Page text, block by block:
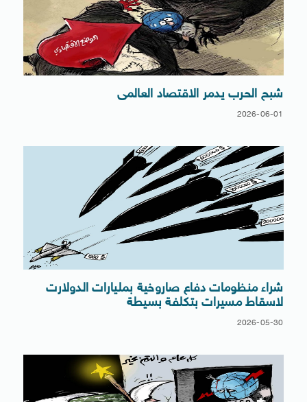
شبح الحرب يدمر الاقتصاد العالمى
2026-06-01
شراء منظومات دفاع صاروخية بمليارات الدولارت
لاسقاط مسيرات بتكلفة بسيطة
2026-05-30